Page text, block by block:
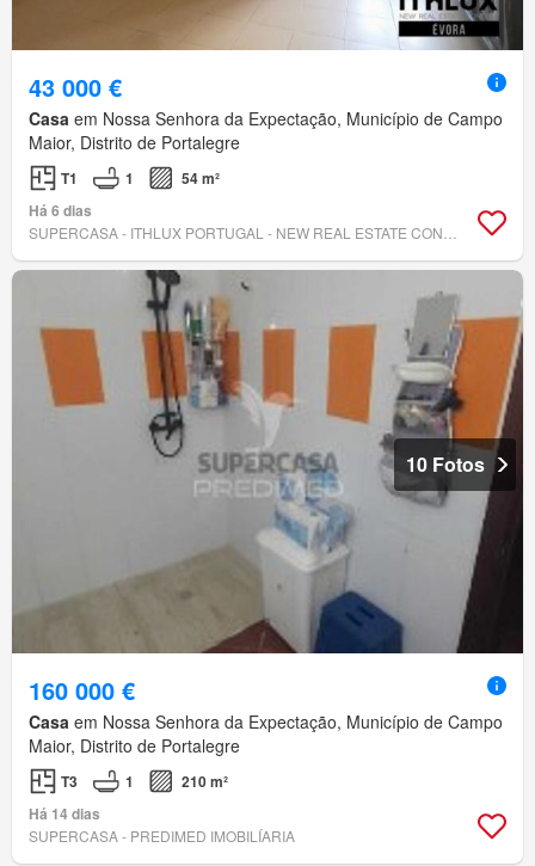
43 000 €
Casa em Nossa Senhora da Expectação, Município de Campo
Maior, Distrito de Portalegre
T1 1
54 m²
Há 6 dias
10 Fotos
160 000 €
Casa em Nossa Senhora da Expectação, Município de Campo
Maior, Distrito de Portalegre
T3 1
210 m²
Há 14 dias
SUPERCASA - PREDIMED IMOBILÍARIA